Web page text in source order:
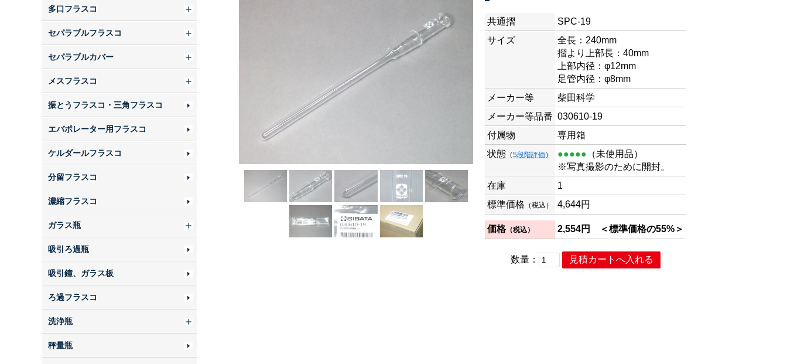
共通摺
SPC-19
サイズ
全長：240mm
摺より上部長：40mm
上部内径：φ12mm
足管内径：φ8mm
メーカー等
柴田科学
メーカー等品番 030610-19
付属物
専用箱
状態 （5段階評価 ） ●●●●● （未使用品）
※写真撮影のために開封。
在庫
1
標準価格 （税込） 4,644円
価格（税込） 2,554円 ＜標準価格の55%＞
数量：
多口フラスコ
セパラブルフラスコ
セパラブルカバー
メスフラスコ
振とうフラスコ・三角フラスコ
エバポレーター用フラスコ
ケルダールフラスコ
分留フラスコ
濃縮フラスコ
ガラス瓶
吸引ろ過瓶
吸引鐘、ガラス板
ろ過フラスコ
洗浄瓶
秤量瓶